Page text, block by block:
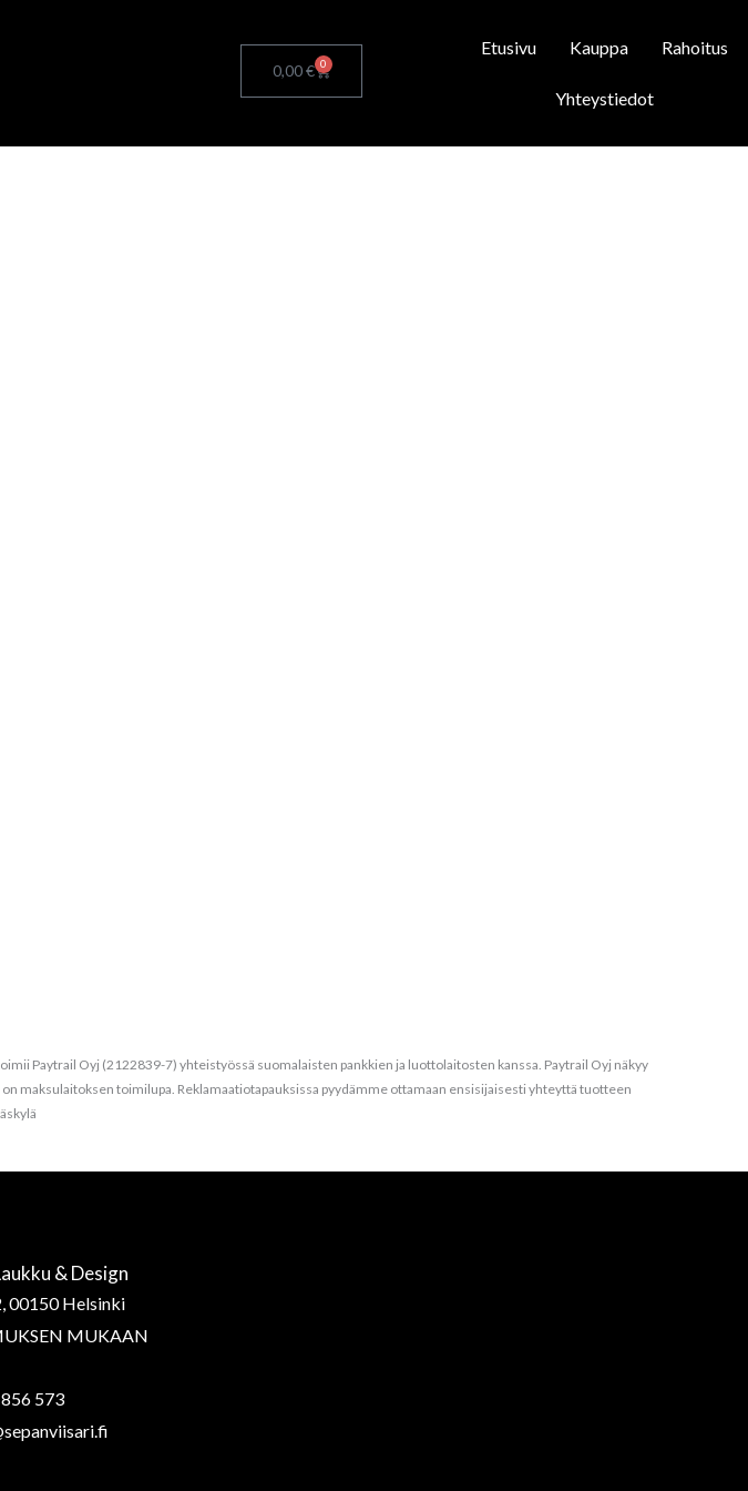
0,00€ 0
Cart
Etusivu Kauppa Rahoitus
Yhteystiedot
Paytrail Oyj (2122839-7) yhteistyössä suomalaisten pankkien ja luottolaitosten kanssa. Paytrail Oyj näkyy
maksulaitoksen toimilupa. Reklamaatiotapauksissa pyydämme ottamaan ensisijaisesti yhteyttä tuotteen
& Design
00150 Helsinki
MUKAAN
856 573